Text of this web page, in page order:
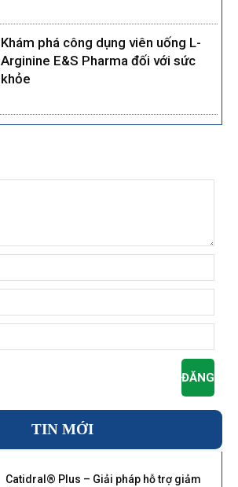
Khám phá công dụng viên uống L-
Arginine E&S Pharma đối với sức
khỏe
TIN MỚI
Catidral® Plus – Giải pháp hỗ trợ giảm